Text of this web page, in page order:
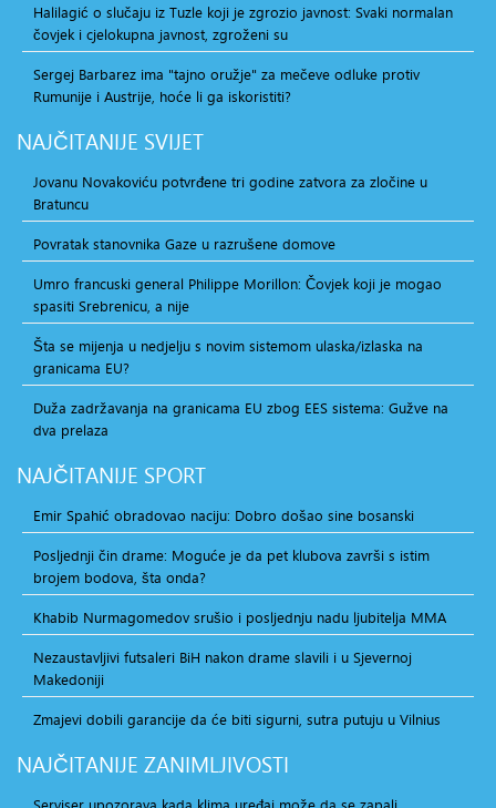
Halilagić o slučaju iz Tuzle koji je zgrozio javnost: Svaki normalan
čovjek i cjelokupna javnost, zgroženi su
Sergej Barbarez ima "tajno oružje" za mečeve odluke protiv
Rumunije i Austrije, hoće li ga iskoristiti?
NAJČITANIJE SVIJET
Jovanu Novakoviću potvrđene tri godine zatvora za zločine u
Bratuncu
Povratak stanovnika Gaze u razrušene domove
Umro francuski general Philippe Morillon: Čovjek koji je mogao
spasiti Srebrenicu, a nije
Šta se mijenja u nedjelju s novim sistemom ulaska/izlaska na
granicama EU?
Duža zadržavanja na granicama EU zbog EES sistema: Gužve na
dva prelaza
NAJČITANIJE SPORT
Emir Spahić obradovao naciju: Dobro došao sine bosanski
Posljednji čin drame: Moguće je da pet klubova završi s istim
brojem bodova, šta onda?
Khabib Nurmagomedov srušio i posljednju nadu ljubitelja MMA
Nezaustavljivi futsaleri BiH nakon drame slavili i u Sjevernoj
Makedoniji
Zmajevi dobili garancije da će biti sigurni, sutra putuju u Vilnius
NAJČITANIJE ZANIMLJIVOSTI